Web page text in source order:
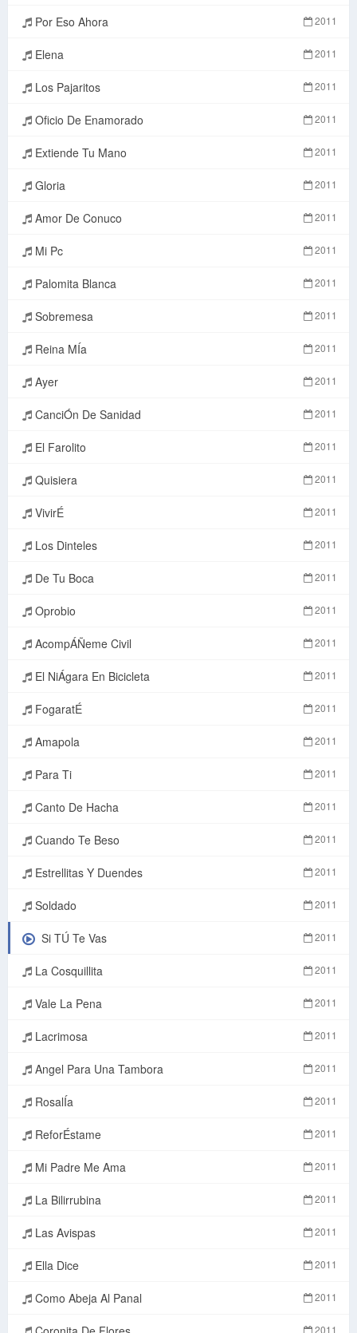
Por Eso Ahora 2011
Elena 2011
Los Pajaritos 2011
Oficio De Enamorado 2011
Extiende Tu Mano 2011
Gloria 2011
Amor De Conuco 2011
Mi Pc 2011
Palomita Blanca 2011
Sobremesa 2011
Reina MÍa 2011
Ayer 2011
CanciÓn De Sanidad 2011
El Farolito 2011
Quisiera 2011
VivirÉ 2011
Los Dinteles 2011
De Tu Boca 2011
Oprobio 2011
AcompÁÑeme Civil 2011
El NiÁgara En Bicicleta 2011
FogaratÉ 2011
Amapola 2011
Para Ti 2011
Canto De Hacha 2011
Cuando Te Beso 2011
Estrellitas Y Duendes 2011
Soldado 2011
Si TÚ Te Vas 2011
La Cosquillita 2011
Vale La Pena 2011
Lacrimosa 2011
Angel Para Una Tambora 2011
RosalÍa 2011
ReforÉstame 2011
Mi Padre Me Ama 2011
La Bilirrubina 2011
Las Avispas 2011
Ella Dice 2011
Como Abeja Al Panal 2011
2011